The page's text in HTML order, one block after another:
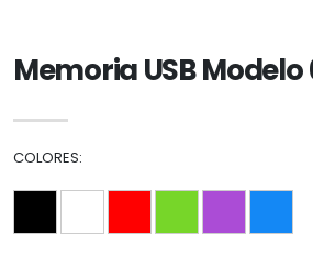
Memoria USB Modelo
COLORES: